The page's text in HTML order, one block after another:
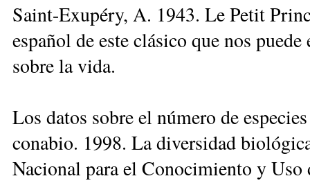
Saint-Exupéry, A. 1943. Le Petit
español de este clásico que nos
sobre la vida.
Los datos sobre el número de
conabio. 1998. La diversidad
Nacional para el Conocimiento y